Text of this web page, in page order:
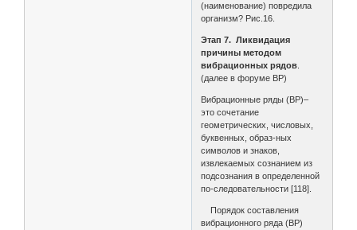
(наименование) повредила
организм? Рис.16.
Этап 7. Ликвидация
причины методом
вибрационных рядов
(далее в форуме ВР)
Вибрационные ряды (ВР)–
это сочетание
геометрических, числовых,
буквенных, образ-ных
символов и знаков,
извлекаемых сознанием из
подсознания в определенной
по-следовательности [118].
Порядок составления
вибрационного ряда (ВР)